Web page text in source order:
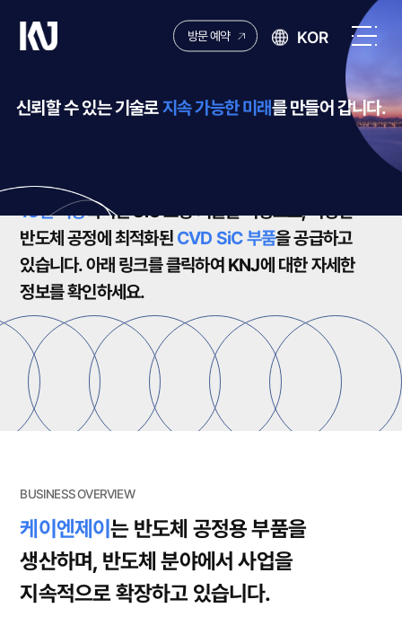
케
이
제
이
방문 예약 KOR
메
뉴
열
신뢰할 수 있는 기술로지속 가능한 미래를 만들어 갑니다.
15년 이상축적된 SiC 코팅 기술을 바탕으로,다양한
반도체 공정에 최적화된 CVD SiC 부품을 공급하고
있습니다.아래 링크를 클릭하여 KNJ에 대한 자세한
정보를 확인하세요.
View more
BUSINESS OVERVIEW
케이엔제이는 반도체 공정용 부품을
생산하며, 반도체 분야에서 사업을
지속적으로 확장하고 있습니다.